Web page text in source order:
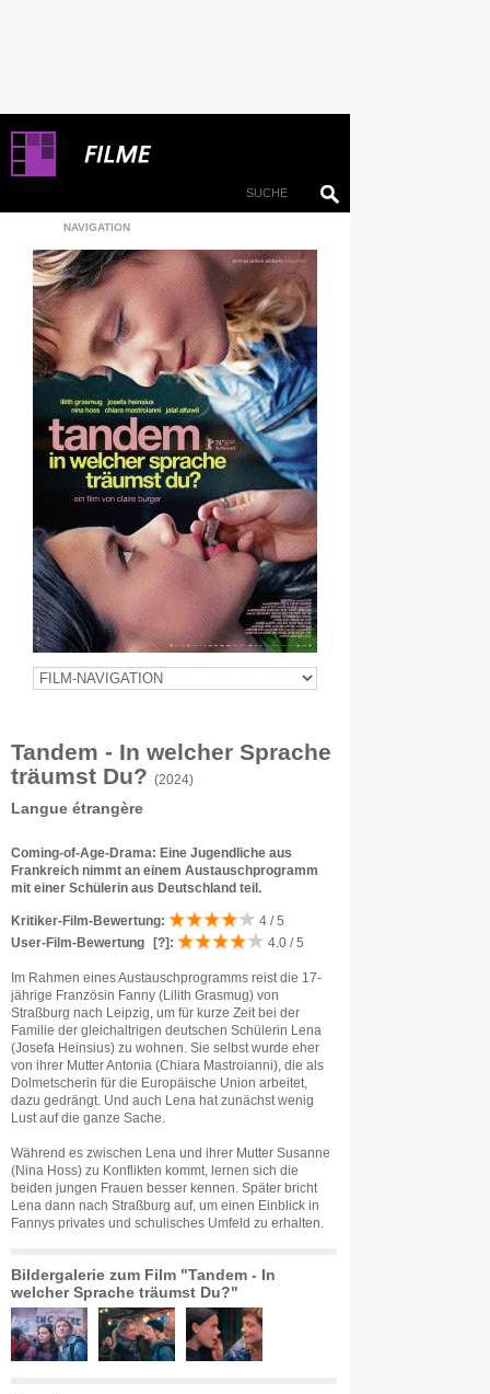
NAVIGATION
Tandem - In welcher Sprache
träumst Du? (2024)
Langue étrangère
Coming-of-Age-Drama: Eine Jugendliche aus
Frankreich nimmt an einem Austauschprogramm
mit einer Schülerin aus Deutschland teil.
Kritiker-Film-Bewertung:
4 / 5
User-Film-Bewertung
[?] : 4.0 / 5
Im Rahmen eines Austauschprogramms reist die 17-
jährige Französin Fanny (Lilith Grasmug) von
Straßburg nach Leipzig, um für kurze Zeit bei der
Familie der gleichaltrigen deutschen Schülerin Lena
(Josefa Heinsius) zu wohnen. Sie selbst wurde eher
von ihrer Mutter Antonia (Chiara Mastroianni), die als
Dolmetscherin für die Europäische Union arbeitet,
dazu gedrängt. Und auch Lena hat zunächst wenig
Lust auf die ganze Sache.
Während es zwischen Lena und ihrer Mutter Susanne
(Nina Hoss) zu Konflikten kommt, lernen sich die
beiden jungen Frauen besser kennen. Später bricht
Lena dann nach Straßburg auf, um einen Einblick in
Fannys privates und schulisches Umfeld zu erhalten.
Bildergalerie zum Film "Tandem - In
welcher Sprache träumst Du?"